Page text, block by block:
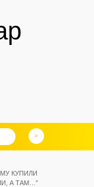
КУПИЛИ
А ТАМ…”